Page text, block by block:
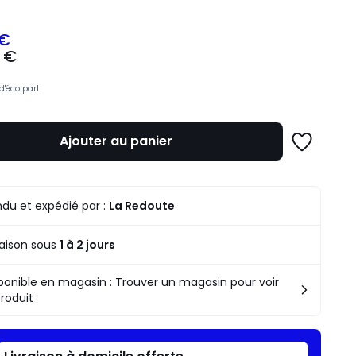
€
d'éco part
Ajouter au panier
Ajouter
et expédié par : La Redoute
sous1 à 2 jours
en magasin : Trouver un magasin pour voir